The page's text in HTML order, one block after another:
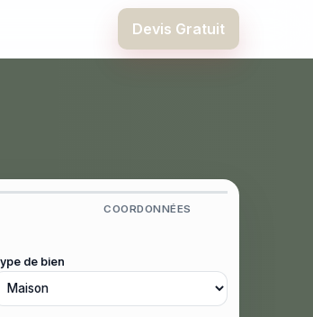
Devis Gratuit
COORDONNÉES
de bien